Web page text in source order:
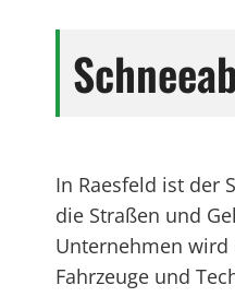
In Raesfeld ist der
die Straßen und
Unternehmen wird
Fahrzeuge und